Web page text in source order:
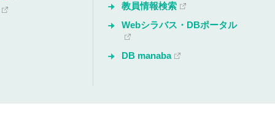
教員情報検索
Webシラバス・DBポータル
DB manaba